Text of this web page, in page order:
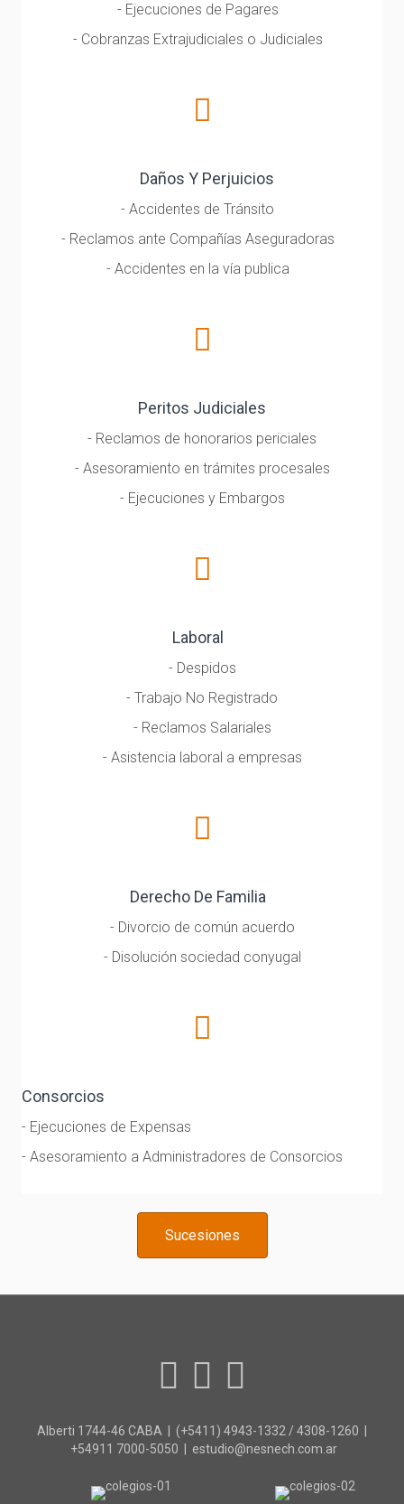
- Ejecuciones de Pagares
- Cobranzas Extrajudiciales o Judiciales
Daños Y Perjuicios
- Accidentes de Tránsito
- Reclamos ante Compañías Aseguradoras
- Accidentes en la vía publica
Peritos Judiciales
- Reclamos de honorarios periciales
- Asesoramiento en trámites procesales
- Ejecuciones y Embargos
Laboral
- Despidos
- Trabajo No Registrado
- Reclamos Salariales
- Asistencia laboral a empresas
Derecho De Familia
- Divorcio de común acuerdo
- Disolución sociedad conyugal
Consorcios
- Ejecuciones de Expensas
- Asesoramiento a Administradores de Consorcios
Sucesiones
Alberti 1744-46 CABA | (+5411) 4943-1332 / 4308-1260 |
+54911 7000-5050 | estudio@nesnech.com.ar